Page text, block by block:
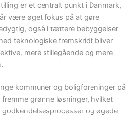
er et centralt punkt i Danmark,
være øget fokus på at gøre
også i tættere bebyggelser
teknologiske fremskridt bliver
mere stillegående og mere
kommuner og boligforeninger på
grønne løsninger, hvilket
godkendelsesprocesser og øgede